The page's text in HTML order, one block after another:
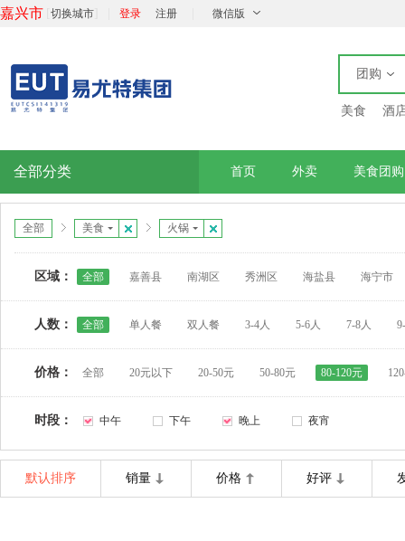
嘉兴市 切换城市 登录 注册 微信版
团购
美食 酒
全部分类 首页 外卖 美食团购
全部 美食 火锅
区域： 全部 嘉善县 南湖区 秀洲区 海盐县 海宁市
人数： 全部 单人餐 双人餐 3-4人 5-6人 7-8人
价格： 全部 20元以下 20-50元 50-80元 80-120元
时段： 中午 下午 晚上 夜宵
默认排序 销量 价格 好评